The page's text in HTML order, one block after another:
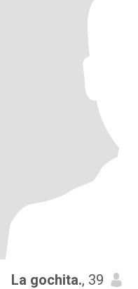
La gochita., 39